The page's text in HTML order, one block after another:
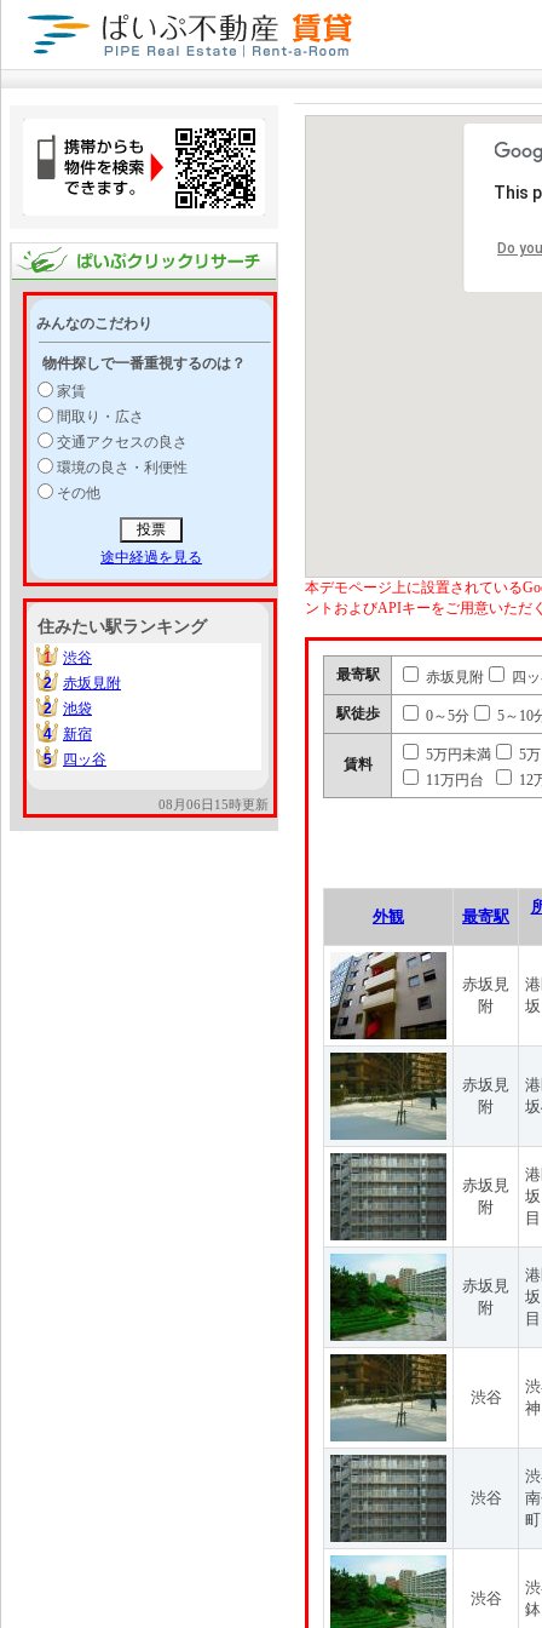
みんなのこだわり
物件探しで一番重視するのは？
家賃
間取り・広さ
交通アクセスの良さ
環境の良さ・利便性
その他
途中経過を見る
住みたい駅ランキング
1
1
渋谷
2
2
赤坂見附
2
2
池袋
4
4
新宿
5
5 四ッ谷
08月06日15時更新
This
Do
本デモページ上に設置されている
ントおよびAPIキーをご用意いただ
最寄駅 赤坂見附 四
駅徒歩 0～5分 5～10
賃料
5万円未満
5
11万円台
12
外観 最寄駅
赤坂見
附
赤坂見
附
赤坂見
附
目
赤坂見
附
目
渋谷
渋谷
渋谷